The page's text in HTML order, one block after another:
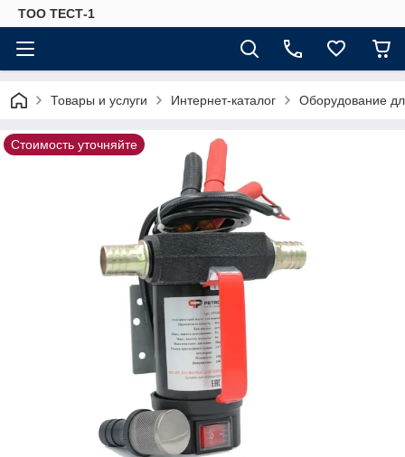
ТОО ТЕСТ-1
Товары и услуги Интернет-каталог Оборудование
Стоимость уточняйте